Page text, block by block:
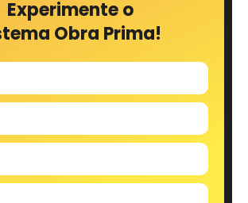
Experimente o
Obra Prima!